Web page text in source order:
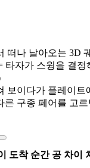
떠나 날아오는 3D
타자가 스윙을 결정
보이다가 플레이트
른 구종 페어를 고
도착 순간 공 차이